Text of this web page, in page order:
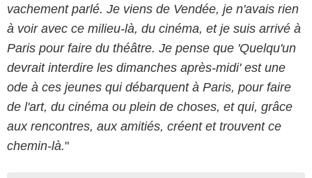
vachement parlé. Je viens de Vendée, je n'avais rien
à voir avec ce milieu-là, du cinéma, et je suis arrivé à
Paris pour faire du théâtre. Je pense que 'Quelqu'un
devrait interdire les dimanches après-midi' est une
ode à ces jeunes qui débarquent à Paris, pour faire
de l'art, du cinéma ou plein de choses, et qui, grâce
aux rencontres, aux amitiés, créent et trouvent ce
chemin-là."